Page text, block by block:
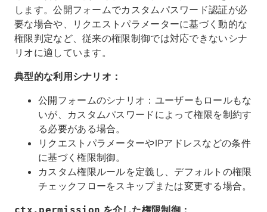
します。公開フォームでカスタムパスワード認証が必
要な場合や、リクエストパラメーターに基づく動的な
権限判定など、従来の権限制御では対応できないシナ
リオに適しています。
典型的な利用シナリオ：
公開フォームのシナリオ：ユーザーもロールもな
いが、カスタムパスワードによって権限を制約す
る必要がある場合。
リクエストパラメーターやIPアドレスなどの条件
に基づく権限制御。
カスタム権限ルールを定義し、デフォルトの権限
チェックフローをスキップまたは変更する場合。